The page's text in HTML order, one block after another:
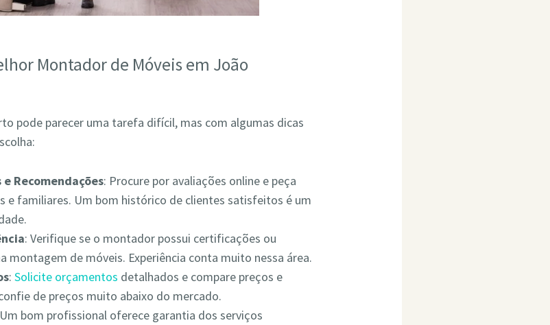
Montador de Móveis em João
pode parecer uma tarefa difícil, mas com algumas dicas
Recomendações: Procure por avaliações online e peça
e familiares. Um bom histórico de clientes satisfeitos é um
: Verifique se o montador possui certificações ou
montagem de móveis. Experiência conta muito nessa área.
:Solicite orçamentos detalhados e compare preços e
de preços muito abaixo do mercado.
bom profissional oferece garantia dos serviços